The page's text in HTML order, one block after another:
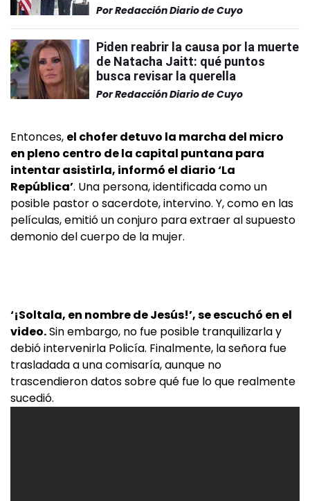
PorRedacción Diario de Cuyo
Piden reabrir la causa por la muerte
de Natacha Jaitt: qué puntos
busca revisar la querella
PorRedacción Diario de Cuyo
Entonces, el chofer detuvo la marcha del micro
en pleno centro de la capital puntana para
intentar asistirla, informó el diario ‘La
República’. Una persona, identificada como un
posible pastor o sacerdote, intervino. Y, como en las
películas, emitió un conjuro para extraer al supuesto
demonio del cuerpo de la mujer.
‘¡Soltala, en nombre de Jesús!’, se escuchó en el
video.Sin embargo, no fue posible tranquilizarla y
debió intervenirla Policía. Finalmente, la señora fue
trasladada a una comisaría, aunque no
trascendieron datos sobre qué fue lo que realmente
sucedió.